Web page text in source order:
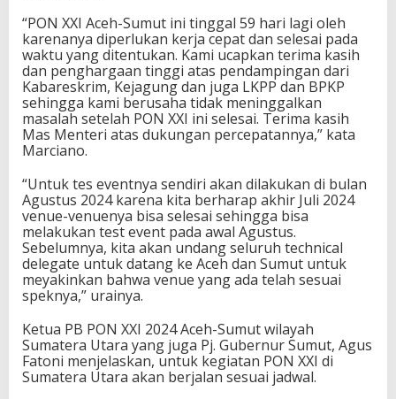
“PON XXI Aceh-Sumut ini tinggal 59 hari lagi oleh
karenanya diperlukan kerja cepat dan selesai pada
waktu yang ditentukan. Kami ucapkan terima kasih
dan penghargaan tinggi atas pendampingan dari
Kabareskrim, Kejagung dan juga LKPP dan BPKP
sehingga kami berusaha tidak meninggalkan
masalah setelah PON XXI ini selesai. Terima kasih
Mas Menteri atas dukungan percepatannya,” kata
Marciano.
“Untuk tes eventnya sendiri akan dilakukan di bulan
Agustus 2024 karena kita berharap akhir Juli 2024
venue-venuenya bisa selesai sehingga bisa
melakukan test event pada awal Agustus.
Sebelumnya, kita akan undang seluruh technical
delegate untuk datang ke Aceh dan Sumut untuk
meyakinkan bahwa venue yang ada telah sesuai
speknya,” urainya.
Ketua PB PON XXI 2024 Aceh-Sumut wilayah
Sumatera Utara yang juga Pj. Gubernur Sumut, Agus
Fatoni menjelaskan, untuk kegiatan PON XXI di
Sumatera Utara akan berjalan sesuai jadwal.